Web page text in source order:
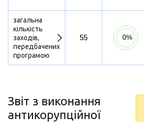
загальна
кількість
заходів,
передбачених
програмою
55
Звіт з виконання
антикорупційної